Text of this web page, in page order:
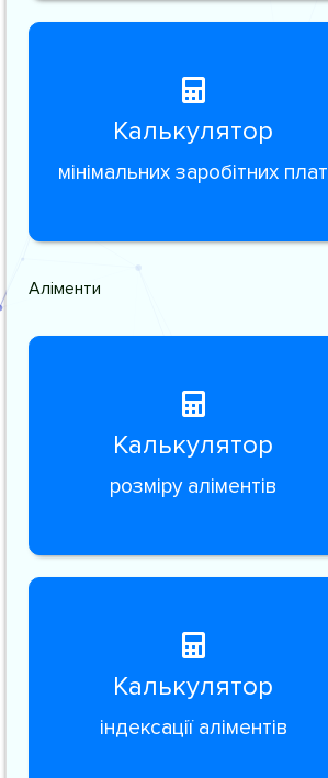
Калькулятор
мінімальних заробітних плат
Аліменти
Калькулятор
розміру аліментів
Калькулятор
індексації аліментів